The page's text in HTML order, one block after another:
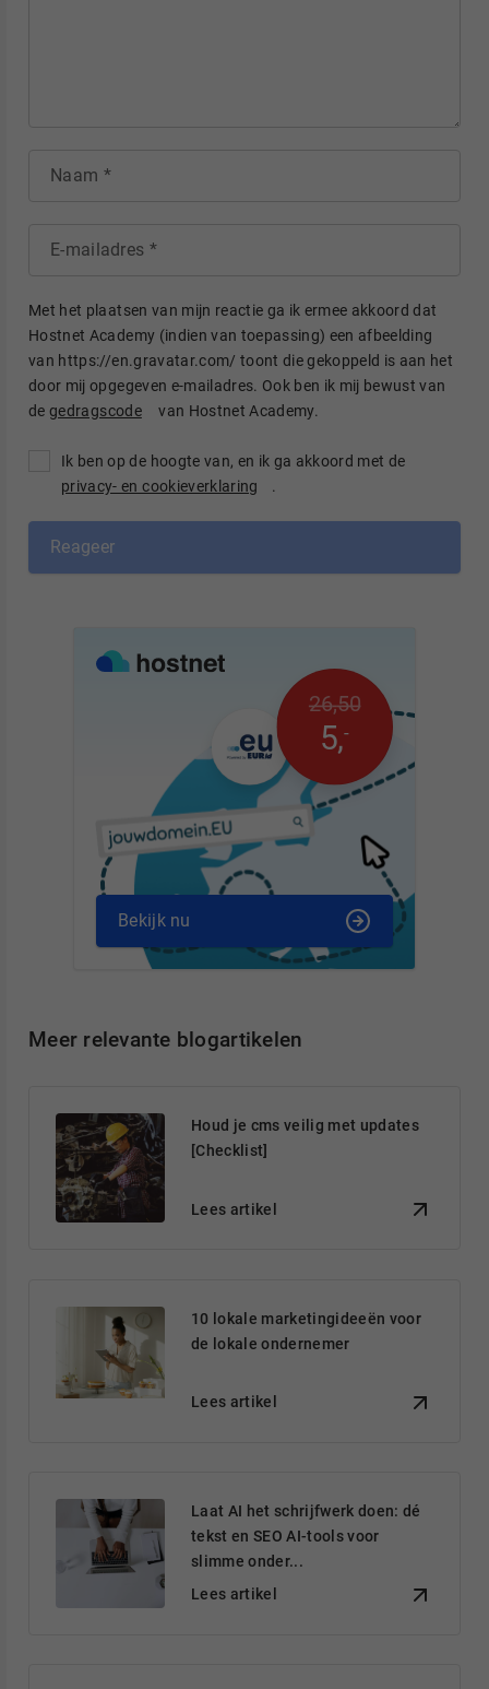
Naam
E-mailadres
Met het plaatsen van mijn reactie ga ik ermee akkoord dat
Hostnet Academy (indien van toepassing) een afbeelding
van https://en.gravatar.com/ toont die gekoppeld is aan het
door mij opgegeven e-mailadres. Ook ben ik mij bewust van
degedragscode van Hostnet Academy.
Ik ben op de hoogte van, en ik ga akkoord met de
privacy- en cookieverklaring
.
Reageer
26,50
5,-
Bekijk nu
Meer relevante blogartikelen
Houd je cms veilig met updates
[Checklist]
Lees artikel
10 lokale marketingideeën voor
de lokale ondernemer
Lees artikel
Laat AI het schrijfwerk doen: dé
tekst en SEO AI-tools voor
slimme onder...
Lees artikel